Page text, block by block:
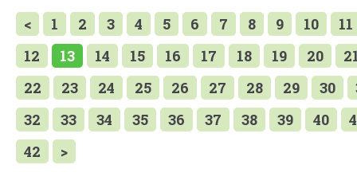
< 1 2 3 4 5 6 7 8 9 10
11
12
13 14 15 16 17 18 19 20
22
23 24 25 26 27 28 29 30
32
33 34 35 36 37 38 39 40
42
>